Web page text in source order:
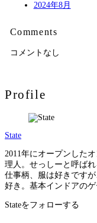
2024年8月
Comments
コメントなし
Profile
State
2011年にオープンした
理人。せっしーと呼ばれ
仕事柄、服は好きです
好き。基本インドアのゲ
Stateをフォローする